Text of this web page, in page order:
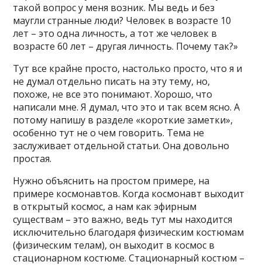
такой вопрос у меня возник. Мы ведь и без
маугли странные люди? Человек в возрасте 10
лет – это одна личность, а тот же человек в
возрасте 60 лет – другая личность. Почему так?»
Тут все крайне просто, настолько просто, что я и
не думал отдельно писать на эту тему, но,
похоже, не все это понимают. Хорошо, что
написали мне. Я думал, что это и так всем ясно. А
потому напишу в разделе «короткие заметки»,
особенно тут не о чем говорить. Тема не
заслуживает отдельной статьи. Она довольно
простая.
Нужно объяснить на простом примере, на
примере космонавтов. Когда космонавт выходит
в открытый космос, а нам как эфирным
существам – это важно, ведь тут мы находится
исключительно благодаря физическим костюмам
(физическим телам), он выходит в космос в
стационарном костюме. Стационарный костюм –